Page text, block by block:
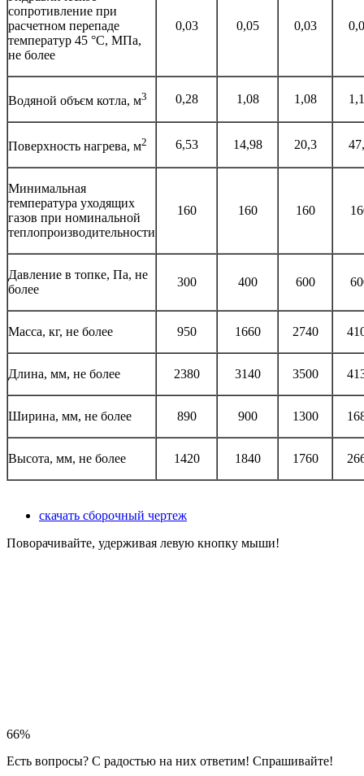
сопротивление при
расчетном перепаде
температур 45 °С, МПа,
не более
0,03 0,05 0,03
Водяной объєм котла, м3 0,28 1,08 1,08
Поверхность нагрева, м2 6,53 14,98 20,3
Минимальная
температура уходящих
газов при номинальной
теплопроизводительности
160 160 160
Давление в топке, Па, не
более
300 400 600
Масса, кг, не более 950 1660 2740
Длина, мм, не более 2380 3140 3500
Ширина, мм, не более 890 900 1300
Высота, мм, не более 1420 1840 1760
скачать сборочный чертеж
Поворачивайте, удерживая левую кнопку мыши!
67%
Есть вопросы? С радостью на них ответим! Спрашивайте!